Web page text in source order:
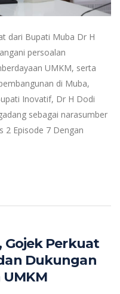
dari Bupati Muba Dr H
persoalan
UMKM, serta
di Muba,
Inovatif, Dr H Dodi
sebagai narasumber
2 Episode 7 Dengan
Gojek Perkuat
Dukungan